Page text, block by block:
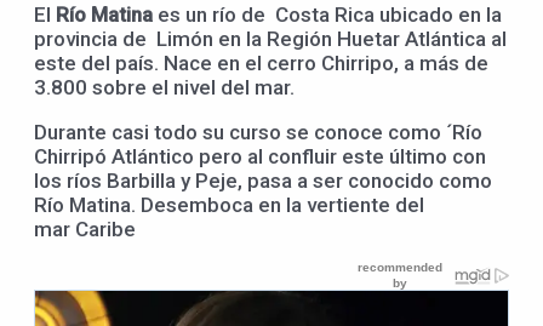
El Río Matina es un río de Costa Rica ubicado en la
provincia de Limón en la Región Huetar Atlántica al
este del país. Nace en el cerro Chirripo, a más de
3.800 sobre el nivel del mar.
Durante casi todo su curso se conoce como ´Río
Chirripó Atlántico pero al confluir este último con
los ríos Barbilla y Peje, pasa a ser conocido como
Río Matina. Desemboca en la vertiente del
mar Caribe